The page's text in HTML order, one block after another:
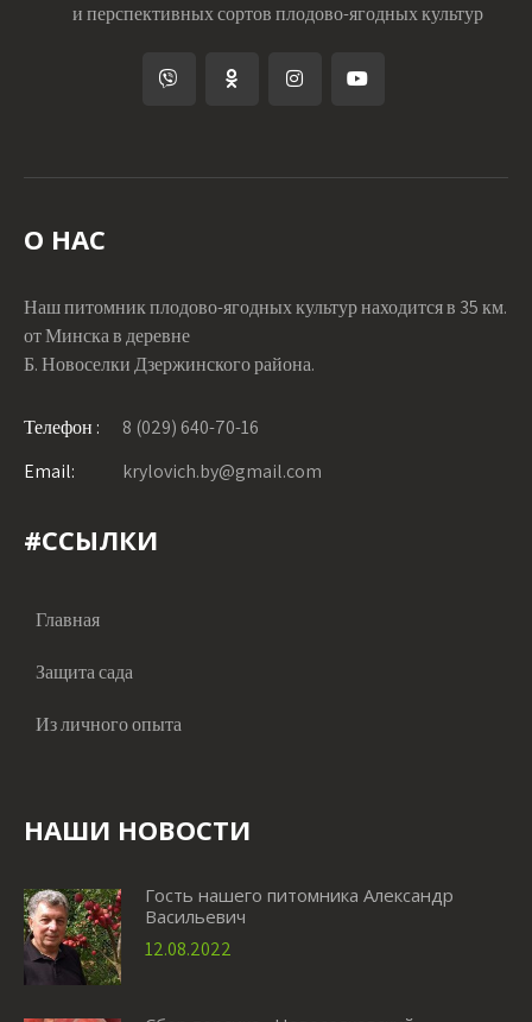
и перспективных сортов плодово-ягодных культур
О НАС
Наш питомник плодово-ягодных культур находится в 35 км.
от Минска в деревне
Б. Новоселки Дзержинского района.
Телефон :
8 (029) 640-70-16
Email:
krylovich.by@gmail.com
#ССЫЛКИ
Главная
Защита сада
Из личного опыта
НАШИ НОВОСТИ
Гость нашего питомника Александр
Васильевич
12.08.2022